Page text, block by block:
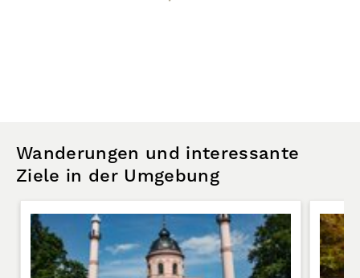
Wanderungen und interessante
Ziele in der Umgebung